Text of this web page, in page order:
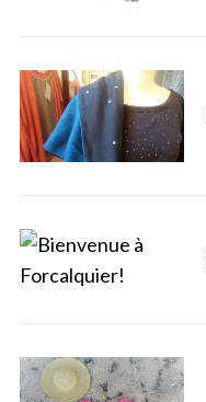
f
o
r
: